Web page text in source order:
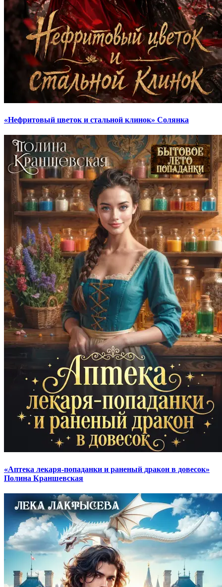
«Нефритовый цветок и стальной клинок» Солянка
«Аптека лекаря-попаданки и раненый дракон в довесок»
Полина Краншевская